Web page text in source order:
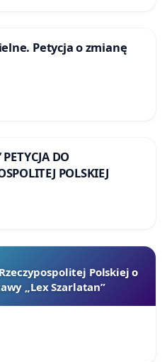
Petycja o zmianę
DO
POLSKIEJ
Polskiej o
„Lex Szarlatan”